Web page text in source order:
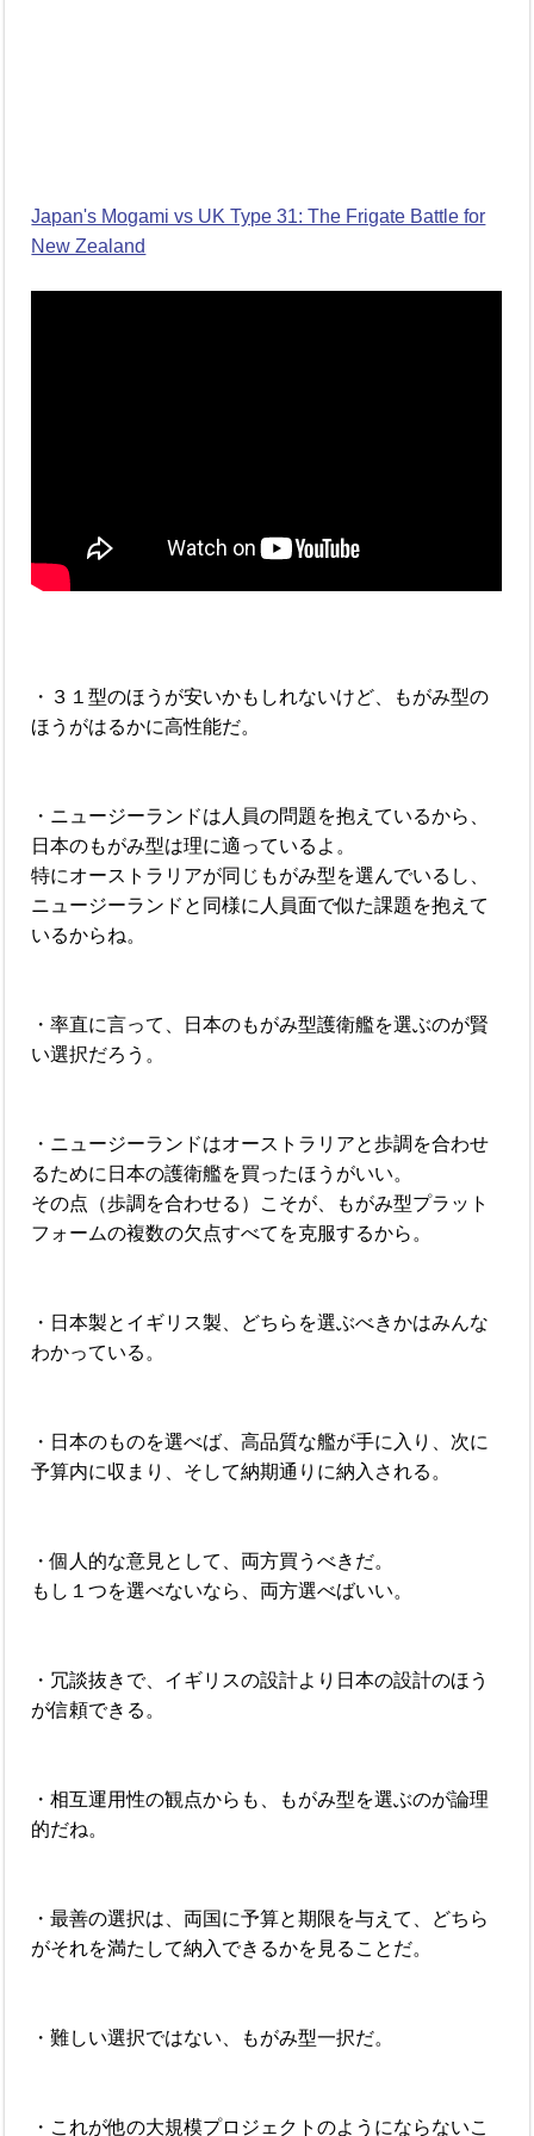
Japan's Mogami vs UK Type 31: The Frigate Battle for
New Zealand
・３１型のほうが安いかもしれないけど、もがみ型の
ほうがはるかに高性能だ。
・ニュージーランドは人員の問題を抱えているから、
日本のもがみ型は理に適っているよ。
特にオーストラリアが同じもがみ型を選んでいるし、
ニュージーランドと同様に人員面で似た課題を抱えて
いるからね。
・率直に言って、日本のもがみ型護衛艦を選ぶのが賢
い選択だろう。
・ニュージーランドはオーストラリアと歩調を合わせ
るために日本の護衛艦を買ったほうがいい。
その点（歩調を合わせる）こそが、もがみ型プラット
フォームの複数の欠点すべてを克服するから。
・日本製とイギリス製、どちらを選ぶべきかはみんな
わかっている。
・日本のものを選べば、高品質な艦が手に入り、次に
予算内に収まり、そして納期通りに納入される。
・個人的な意見として、両方買うべきだ。
もし１つを選べないなら、両方選べばいい。
・冗談抜きで、イギリスの設計より日本の設計のほう
が信頼できる。
・相互運用性の観点からも、もがみ型を選ぶのが論理
的だね。
・最善の選択は、両国に予算と期限を与えて、どちら
がそれを満たして納入できるかを見ることだ。
・難しい選択ではない、もがみ型一択だ。
・これが他の大規模プロジェクトのようにならないこ